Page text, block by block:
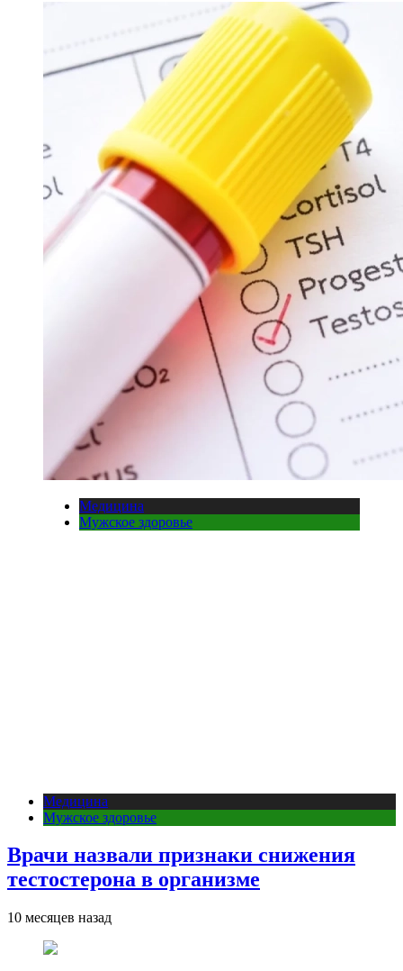
Медицина
Мужское здоровье
Медицина
Мужское здоровье
Врачи назвали признаки снижения
тестостерона в организме
10 месяцев назад